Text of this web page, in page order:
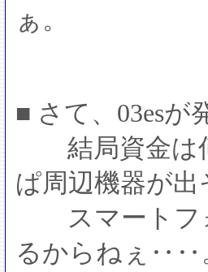
ぁ。
■ さて、03esが
結局資金は
ぱ周辺機器が
スマートフ
るからねぇ‥‥